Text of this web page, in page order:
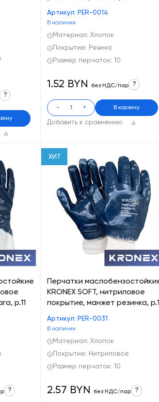
?
Артикул: PER-0014
В наличии
Материал: Хлопок
Покрытие: Резина
Размер перчаток: 10
Добавить к сравнению
1.52 BYN без НДС/пар ?
- + В корзину
р.11
?
ХИТ
Перчатки
KRONEX SOFT, нитриловое
покрытие, манжет резинка,
Артикул: PER-0031
В наличии
Материал: Хлопок
Покрытие: Нитриловое
Размер перчаток: 10
2.57 BYN без НДС/пар ?